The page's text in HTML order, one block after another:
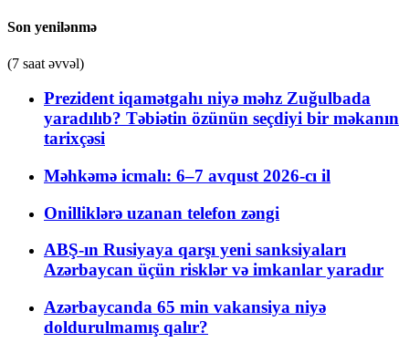
Son yenilənmə
(7 saat əvvəl)
Prezident iqamətgahı niyə məhz Zuğulbada
yaradılıb? Təbiətin özünün seçdiyi bir məkanın
tarixçəsi
Məhkəmə icmalı: 6–7 avqust 2026-cı il
Onilliklərə uzanan telefon zəngi
ABŞ-ın Rusiyaya qarşı yeni sanksiyaları
Azərbaycan üçün risklər və imkanlar yaradır
Azərbaycanda 65 min vakansiya niyə
doldurulmamış qalır?